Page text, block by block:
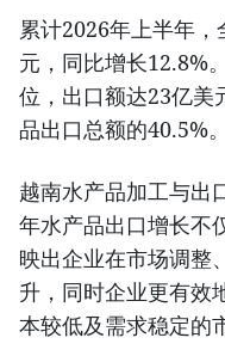
累计2026年上半年
元，同比增长12.8%
位，出口额达23亿美
品出口总额的40.5%。
越南水产品加工与出
年水产品出口增长不
映出企业在市场调整
升，同时企业更有效
本较低及需求稳定的